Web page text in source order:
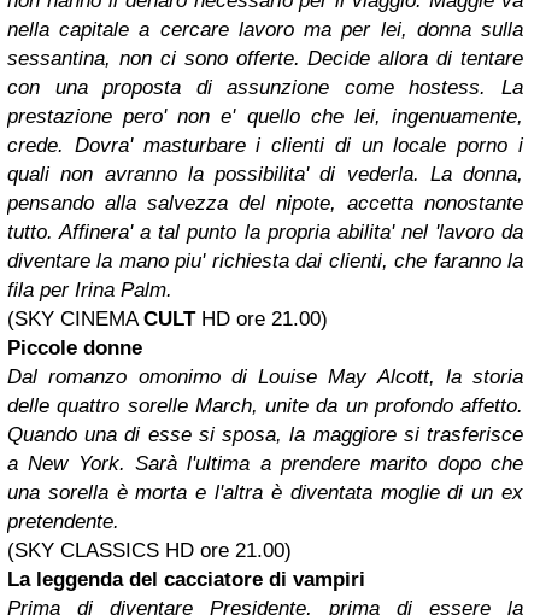
nella capitale a cercare lavoro ma per lei, donna sulla
sessantina, non ci sono offerte. Decide allora di tentare
con una proposta di assunzione come hostess. La
prestazione pero' non e' quello che lei, ingenuamente,
crede. Dovra' masturbare i clienti di un locale porno i
quali non avranno la possibilita' di vederla. La donna,
pensando alla salvezza del nipote, accetta nonostante
tutto. Affinera' a tal punto la propria abilita' nel 'lavoro da
diventare la mano piu' richiesta dai clienti, che faranno la
fila per Irina Palm.
(SKY CINEMA CULTHD ore 21.00)
Piccole donne
Dal romanzo omonimo di Louise May Alcott, la storia
delle quattro sorelle March, unite da un profondo affetto.
Quando una di esse si sposa, la maggiore si trasferisce
a New York. Sarà l'ultima a prendere marito dopo che
una sorella è morta e l'altra è diventata moglie di un ex
pretendente.
(SKY CLASSICS HD ore 21.00)
La leggenda del cacciatore di vampiri
Prima di diventare Presidente, prima di essere la